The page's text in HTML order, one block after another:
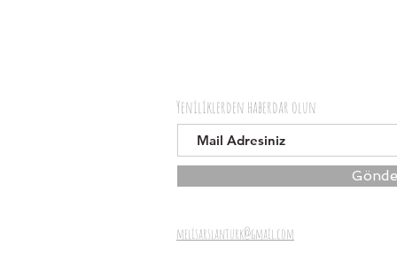
Yeniliklerden haberdar olun
melisarslanturk@gmail.com